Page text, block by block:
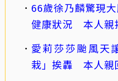
66歲徐乃麟驚現
健康狀況 本人親
愛莉莎莎颱風天
栽」挨轟 本人親